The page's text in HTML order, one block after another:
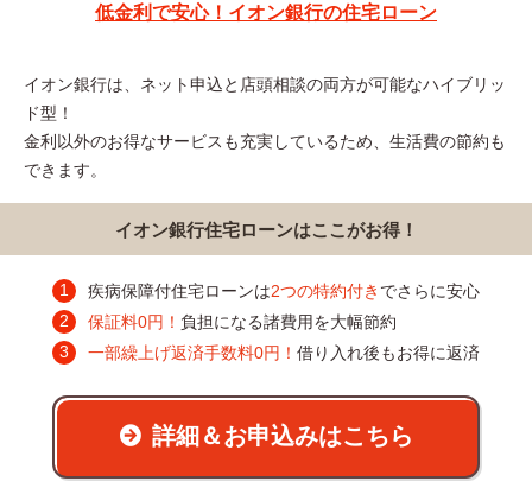
低金利で安心！イオン銀行の住宅ローン
イオン銀行は、ネット申込と店頭相談の両方が可能なハイブリッ
ド型！
金利以外のお得なサービスも充実しているため、生活費の節約も
できます。
イオン銀行住宅ローンはここがお得！
疾病保障付住宅ローンは2つの特約付き でさらに安心
保証料0円！ 負担になる諸費用を大幅節約
一部繰上げ返済手数料0円！ 借り入れ後もお得に返済
詳細＆お申込みはこちら